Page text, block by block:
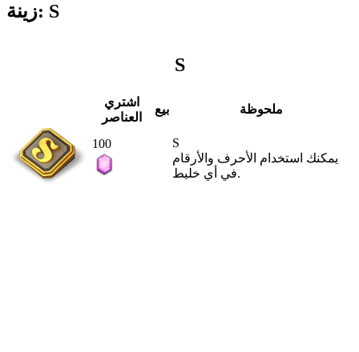
زينة: S
S
اشتري
العناصر
بيع ملحوظة
100
S
يمكنك استخدام الأحرف والأرقام
في أي خليط.